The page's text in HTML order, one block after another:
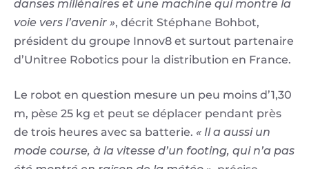
danses millénaires et une machine qui montre la
voie vers l’avenir », décrit Stéphane Bohbot,
président du groupe Innov8 et surtout partenaire
d’Unitree Robotics pour la distribution en France.
Le robot en question mesure un peu moins d’1,30
m, pèse 25 kg et peut se déplacer pendant près
de trois heures avec sa batterie. « Il a aussi un
mode course, à la vitesse d’un footing, qui n’a pas